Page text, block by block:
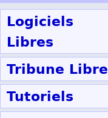
Logiciels
Libres
Tribune Libre
Tutoriels